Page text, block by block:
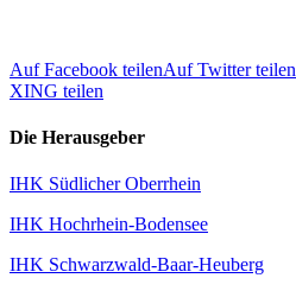
Auf Facebook teilenAuf Twitter teilen
XING teilen
Die Herausgeber
IHK Südlicher Oberrhein
IHK Hochrhein-Bodensee
IHK Schwarzwald-Baar-Heuberg